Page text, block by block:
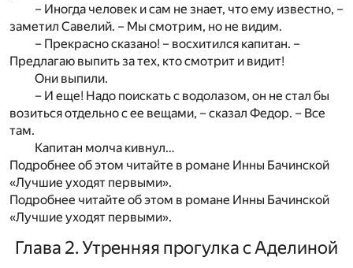
– Иногда человек и сам не знает, что ему известно, –
заметил Савелий. – Мы смотрим, но не видим.
– Прекрасно сказано! – восхитился капитан. –
Предлагаю выпить за тех, кто смотрит и видит!
Они выпили.
– И еще! Надо поискать с водолазом, он не стал бы
возиться отдельно с ее вещами, – сказал Федор. – Все
там.
Капитан молча кивнул…
Подробнее об этом читайте в романе Инны Бачинской
«Лучшие уходят первыми».
Подробнее читайте об этом в романе Инны Бачинской
«Лучшие уходят первыми».
Глава 2. Утренняя прогулка с Аделиной